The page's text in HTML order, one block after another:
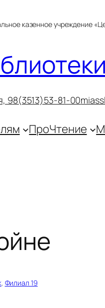
казенное учреждение
98(3513)53-81-00
ПроЧтение
, Филиал 19